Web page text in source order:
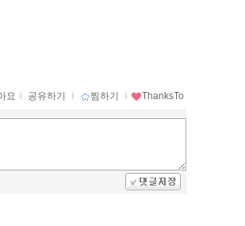
요 ｌ 공유하기 ｌ 찜하기 ｌ ThanksTo